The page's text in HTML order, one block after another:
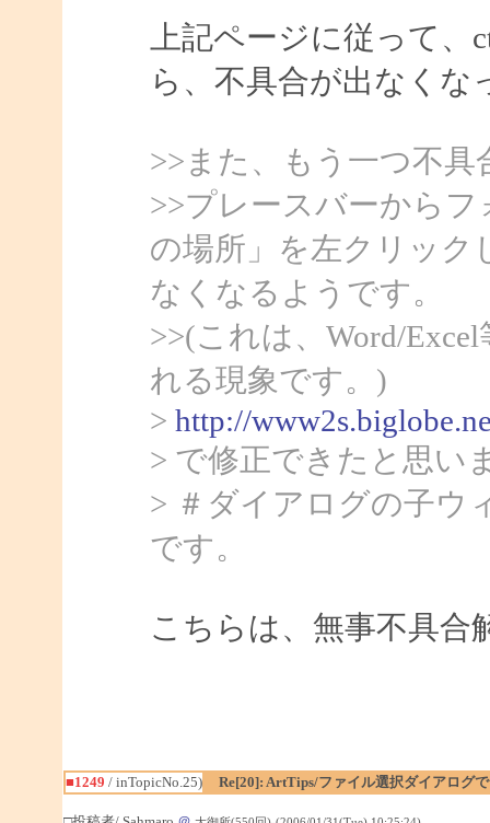
上記ページに従って
ら、不具合が出なくな
>>また、もう一つ不具
>>プレースバーから
の場所」を左クリック
なくなるようです。
>>(これは、Word/
れる現象です。)
> http://
> で修正できたと思い
> ＃ダイアログの子ウ
です。
こちらは、無事不具合
■1249 / inTopicNo.25) Re[20]: ArtTips/ファイル選択ダイアログ